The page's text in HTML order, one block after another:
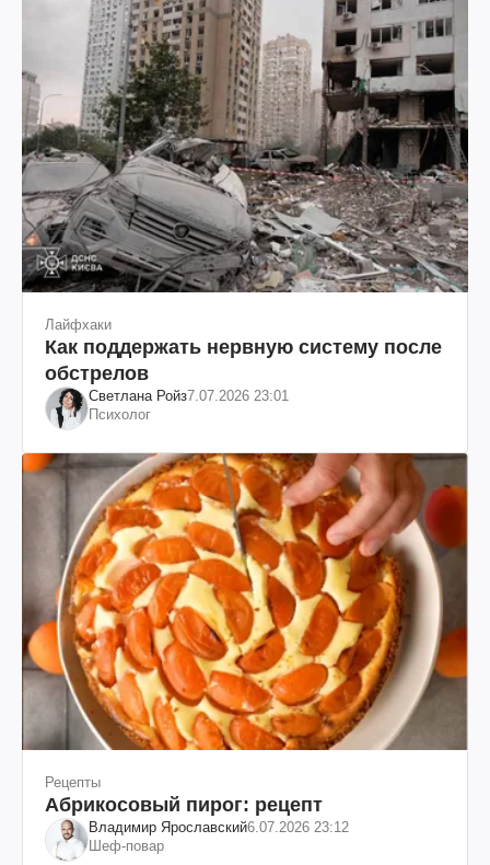
Лайфхаки
Как поддержать нервную систему после
обстрелов
Светлана Ройз7.07.2026 23:01
Психолог
Рецепты
Абрикосовый пирог: рецепт
Владимир Ярославский6.07.2026 23:12
Шеф-повар